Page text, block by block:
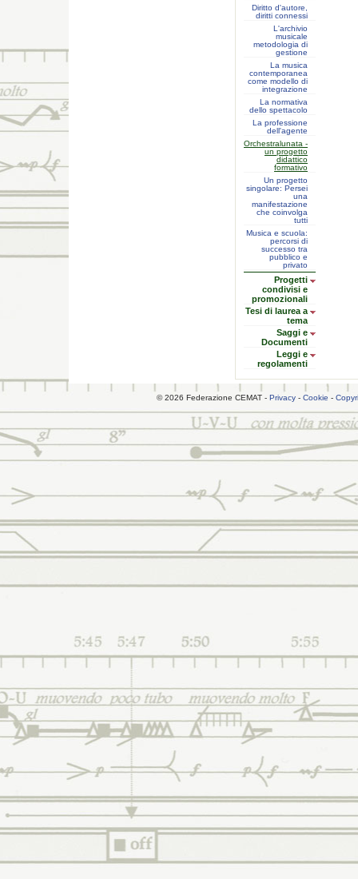
Diritto d'autore,
diritti connessi
L'archivio
musicale
metodologia di
gestione
La musica
contemporanea
come modello di
integrazione
La normativa
dello spettacolo
La professione
dell'agente
Orchestralunata -
un progetto
didattico
formativo
Un progetto
singolare: Persei
una
manifestazione
che coinvolga
tutti
Musica e scuola:
percorsi di
successo tra
pubblico e
privato
Progetti
condivisi e
promozionali
Tesi di laurea a
tema
Saggi e
Documenti
Leggi e
regolamenti
© 2026 Federazione CEMAT - Privacy- Cookie -